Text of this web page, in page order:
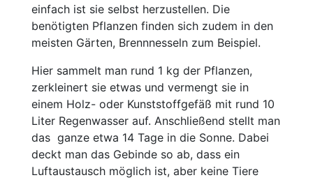
einfach ist sie selbst herzustellen. Die
benötigten Pflanzen finden sich zudem in den
meisten Gärten, Brennnesseln zum Beispiel.
Hier sammelt man rund 1 kg der Pflanzen,
zerkleinert sie etwas und vermengt sie in
einem Holz- oder Kunststoffgefäß mit rund 10
Liter Regenwasser auf. Anschließend stellt man
das ganze etwa 14 Tage in die Sonne. Dabei
deckt man das Gebinde so ab, dass ein
Luftaustausch möglich ist, aber keine Tiere